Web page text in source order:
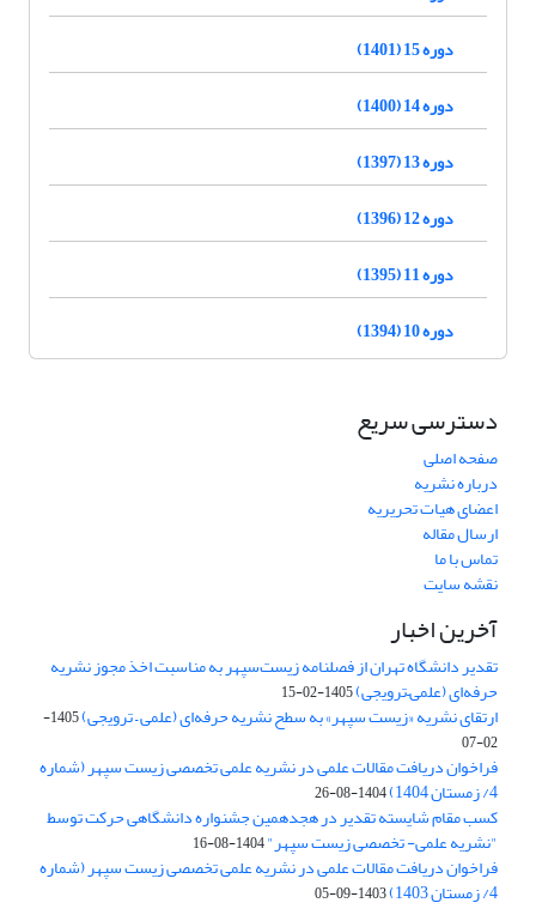
دوره 15 (1401)
دوره 14 (1400)
دوره 13 (1397)
دوره 12 (1396)
دوره 11 (1395)
دوره 10 (1394)
دسترسی سریع
صفحه اصلی
درباره نشریه
اعضای هیات تحریریه
ارسال مقاله
تماس با ما
نقشه سایت
آخرین اخبار
تقدیر دانشگاه تهران از فصلنامه زیست‌سپهر به مناسبت اخذ مجوز نشریه
حرفه‌ای (علمی–ترویجی)1405-02-15
ارتقای نشریه «زیست‌ سپهر» به سطح نشریه حرفه‌ای (علمی – ترویجی)
1405-
02-07
فراخوان دریافت مقالات علمی در نشریه علمی تخصصی زیست سپهر (شماره
4/ زمستان 1404) 1404-08-26
کسب مقام شایسته تقدیر در هجدهمین جشنواره دانشگاهی حرکت توسط
"نشریه علمی- تخصصی زیست سپهر"1404-08-16
فراخوان دریافت مقالات علمی در نشریه علمی تخصصی زیست سپهر (شماره
4/ زمستان 1403) 1403-09-05